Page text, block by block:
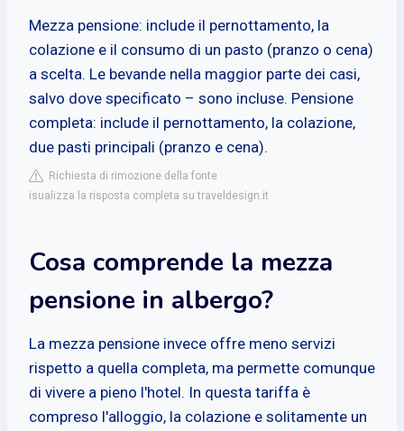
Mezza pensione: include il pernottamento, la
colazione e il consumo di un pasto (pranzo o cena)
a scelta. Le bevande nella maggior parte dei casi,
salvo dove specificato – sono incluse. Pensione
completa: include il pernottamento, la colazione,
due pasti principali (pranzo e cena).
Richiesta di rimozione della fonte
isualizza la risposta completa su traveldesign.it
Cosa comprende la mezza
pensione in albergo?
La mezza pensione invece offre meno servizi
rispetto a quella completa, ma permette comunque
di vivere a pieno l'hotel. In questa tariffa è
compreso l'alloggio, la colazione e solitamente un